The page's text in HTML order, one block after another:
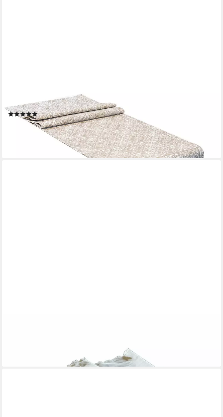
Tischläufer Arabesque (1-tlg, 1 Stück Tischläufer), ca. 40x130
cm französischer Kachel-Print mit orientalischen Ornamenten
(1)
9,90 € 14,90 €
lieferbar - in 2-3 Werktagen bei dir